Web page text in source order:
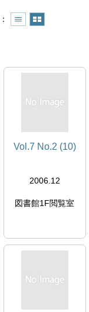
Vol.7 No.2 (10)
2006.12
図書館1F閲覧室